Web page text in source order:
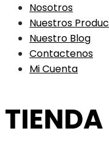
Nosotros
Nuestros
Nuestro Blog
Contactenos
Mi Cuenta
TIENDA